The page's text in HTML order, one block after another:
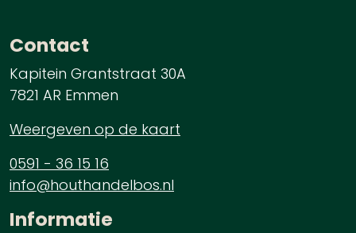
Contact
Kapitein Grantstraat 30A
7821 AR Emmen
Weergeven op de kaart
0591 - 36 15 16
info@houthandelbos.nl
Informatie